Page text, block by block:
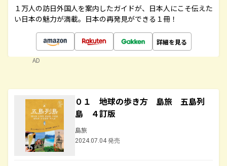
１万人の訪日外国人を案内したガイドが、日本人にこそ伝えた
い日本の魅力が満載。日本の再発見ができる１冊！
詳細を見る
AD
０１ 地球の歩き方 島旅 五島列
島 ４訂版
島旅
2024.07.04 発売